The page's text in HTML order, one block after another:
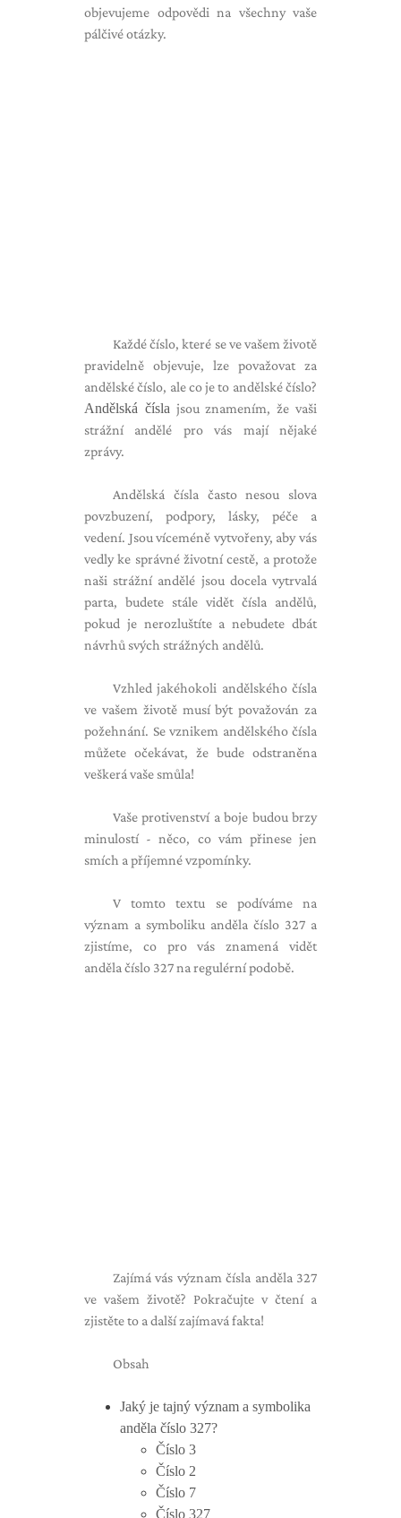
objevujeme odpovědi na všechny vaše
pálčivé otázky.
Každé číslo, které se ve vašem životě
pravidelně objevuje, lze považovat za
andělské číslo, ale co je to andělské číslo?
Andělská čísla jsou znamením, že vaši
strážní andělé pro vás mají nějaké
zprávy.
Andělská čísla často nesou slova
povzbuzení, podpory, lásky, péče a
vedení. Jsou víceméně vytvořeny, aby vás
vedly ke správné životní cestě, a protože
naši strážní andělé jsou docela vytrvalá
parta, budete stále vidět čísla andělů,
pokud je nerozluštíte a nebudete dbát
návrhů svých strážných andělů.
Vzhled jakéhokoli andělského čísla
ve vašem životě musí být považován za
požehnání. Se vznikem andělského čísla
můžete očekávat, že bude odstraněna
veškerá vaše smůla!
Vaše protivenství a boje budou brzy
minulostí - něco, co vám přinese jen
smích a příjemné vzpomínky.
V tomto textu se podíváme na
význam a symboliku anděla číslo 327 a
zjistíme, co pro vás znamená vidět
anděla číslo 327 na regulérní podobě.
Zajímá vás význam čísla anděla 327
ve vašem životě? Pokračujte v čtení a
zjistěte to a další zajímavá fakta!
Obsah
Jaký je tajný význam a symbolika
anděla číslo 327?
Číslo 3
Číslo 2
Číslo 7
Číslo 327